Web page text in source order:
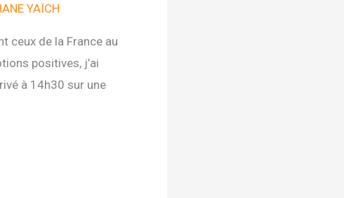
YAÏCH
ceux de la France au
positives, j’ai
à 14h30 sur une